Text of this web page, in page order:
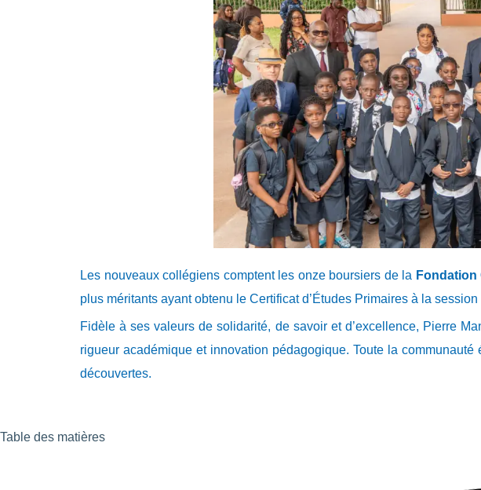
Les nouveaux collégiens comptent les onze boursiers de la Fondation
plus méritants ayant obtenu le Certificat d’Études Primaires à la session
Fidèle à ses valeurs de solidarité, de savoir et d’excellence, Pierre
rigueur académique et innovation pédagogique. Toute la
découvertes.
Table des matières